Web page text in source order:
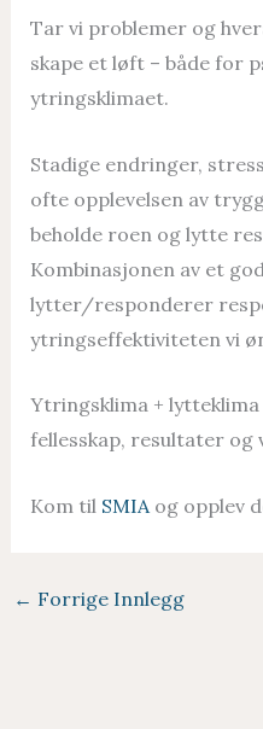
Tar vi problemer og
skape et løft – både for
ytringsklimaet.
Stadige endringer,
ofte opplevelsen av
beholde roen og lytte
Kombinasjonen av et
lytter/responderer
ytringseffektiviteten vi
Ytringsklima +
fellesskap, resultater og
Kom til SMIA og opplev
← Forrige Innlegg